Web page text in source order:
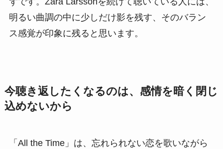
明るい曲調の中に少しだけ影を残す、そのバラン
ス感覚が印象に残ると思います。
今聴き返したくなるのは、感情を暗く閉じ
込めないから
「All the Time」は、忘れられない恋を歌いながら